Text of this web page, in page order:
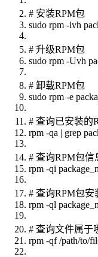
# 安装RPM包
sudo rpm -ivh
# 升级RPM包
sudo rpm -Uvh
# 卸载RPM包
sudo rpm -e
# 查询已安装的
rpm -qa | grep
# 查询RPM包信
rpm -qi
# 查询RPM包安
rpm -ql
# 查询文件属于
rpm -qf /path/to/